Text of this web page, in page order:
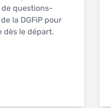
de questions-
la DGFiP pour
dès le départ.